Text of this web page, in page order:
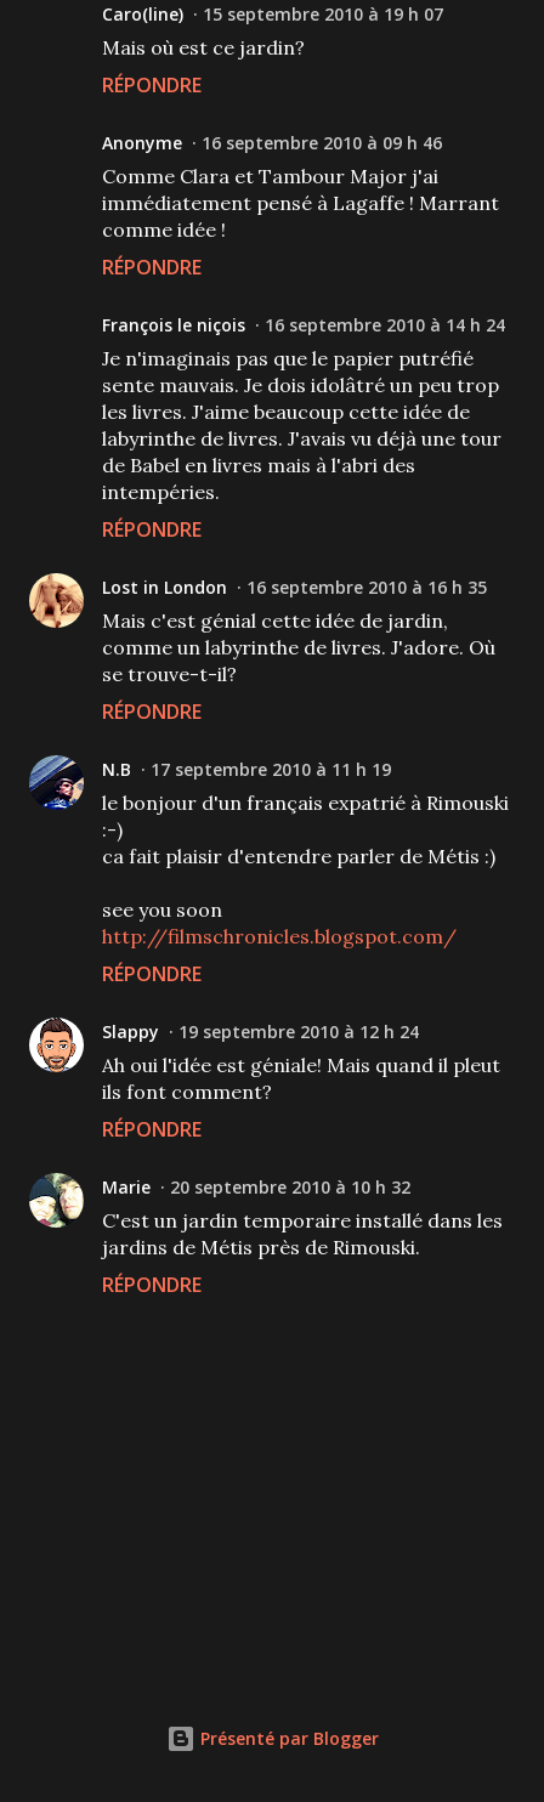
Caro(line) 15 septembre 2010 à 19 h 07
Mais où est ce jardin?
RÉPONDRE
Anonyme 16 septembre 2010 à 09 h 46
Comme Clara et Tambour Major j'ai
immédiatement pensé à Lagaffe ! Marrant
comme idée !
RÉPONDRE
François le niçois 16 septembre 2010 à 14 h 24
Je n'imaginais pas que le papier putréfié
sente mauvais. Je dois idolâtré un peu trop
les livres. J'aime beaucoup cette idée de
labyrinthe de livres. J'avais vu déjà une tour
de Babel en livres mais à l'abri des
intempéries.
RÉPONDRE
Lost in London 16 septembre 2010 à 16 h 35
Mais c'est génial cette idée de jardin,
comme un labyrinthe de livres. J'adore. Où
se trouve-t-il?
RÉPONDRE
N.B 17 septembre 2010 à 11 h 19
le bonjour d'un français expatrié à Rimouski
:-)
ca fait plaisir d'entendre parler de Métis :)
see you soon
http://filmschronicles.blogspot.com/
RÉPONDRE
Slappy 19 septembre 2010 à 12 h 24
Ah oui l'idée est géniale! Mais quand il pleut
ils font comment?
RÉPONDRE
Marie 20 septembre 2010 à 10 h 32
C'est un jardin temporaire installé dans les
jardins de Métis près de Rimouski.
RÉPONDRE
Présenté par Blogger